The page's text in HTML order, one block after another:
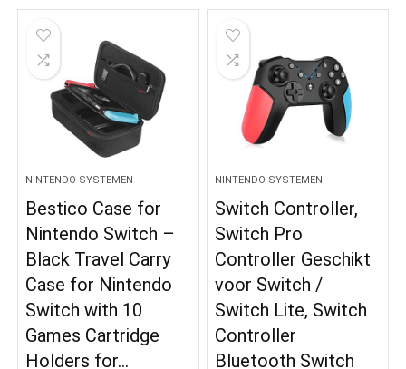
NINTENDO-SYSTEMEN
Bestico Case for
Nintendo Switch –
Black Travel Carry
Case for Nintendo
Switch with 10
Games Cartridge
Holders for…
NINTENDO-SYSTEMEN
Switch Controller,
Switch Pro
Controller Geschikt
voor Switch /
Switch Lite, Switch
Controller
Bluetooth Switch